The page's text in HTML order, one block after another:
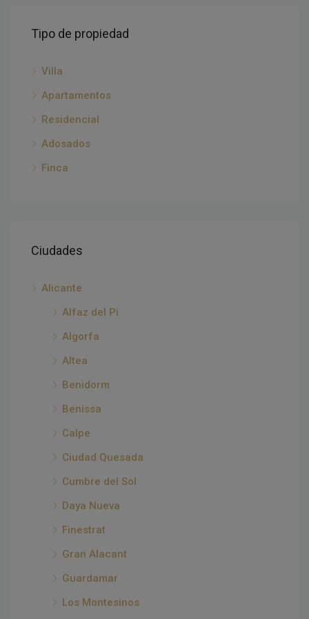
Tipo de propiedad
Villa
Apartamentos
Residencial
Adosados
Finca
Ciudades
Alicante
Alfaz del Pi
Algorfa
Altea
Benidorm
Benissa
Calpe
Ciudad Quesada
Cumbre del Sol
Daya Nueva
Finestrat
Gran Alacant
Guardamar
Los Montesinos